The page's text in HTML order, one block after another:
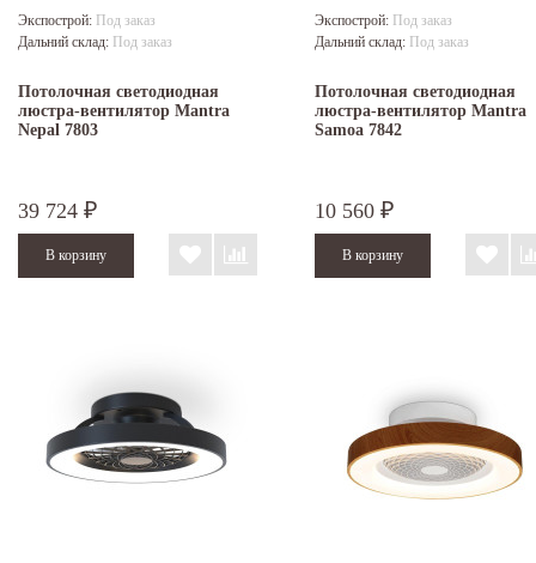
Экспострой: Под заказ
Дальний склад: Под заказ
Потолочная светодиодная
люстра-вентилятор Mantra
Nepal 7803
39 724 ₽
Экспострой: Под заказ
Дальний склад: Под заказ
Потолочная светодиодная
люстра-вентилятор Mantra
Samoa 7842
10 560 ₽